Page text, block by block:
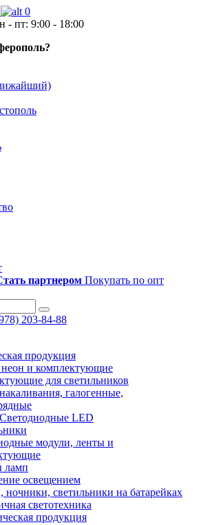
0
- пт: 9:00 - 18:00
партнером Покупать по опт
203-84-88
продукция
и комплектующие
для светильников
галогенные,
LED
модули, ленты и
ламп
освещением
ночники, светильники на батарейках
светотехника
продукция